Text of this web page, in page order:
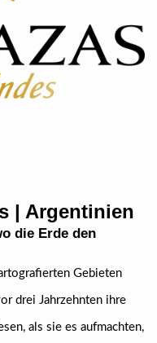
| Argentinien
die Erde den
Gebieten
drei Jahrzehnten ihre
als sie es aufmachten,